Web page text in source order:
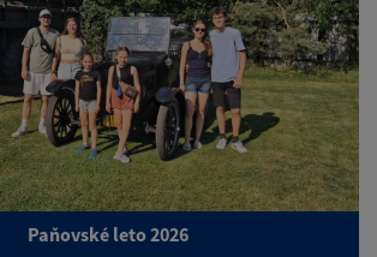
Paňovské leto 2026